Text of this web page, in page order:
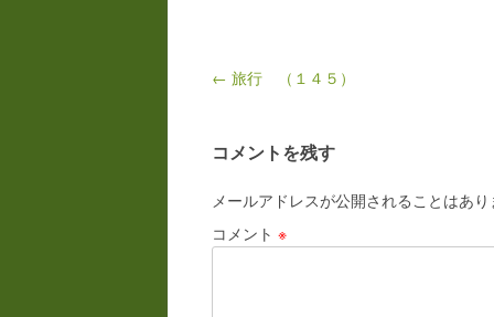
Post navigation
← 旅行 （１４５）
コメントを残す
メールアドレスが公開されることはあ
コメント ※